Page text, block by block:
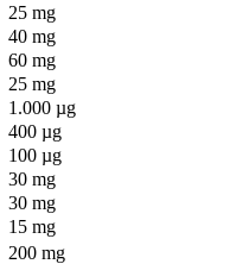
25 mg
40 mg
60 mg
25 mg
1.000 µg
400 µg
100 µg
30 mg
30 mg
15 mg
200 mg